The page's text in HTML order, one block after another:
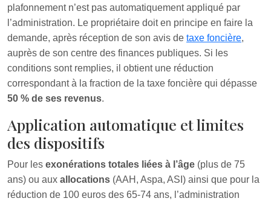
plafonnement n’est pas automatiquement appliqué par
l’administration. Le propriétaire doit en principe en faire la
demande, après réception de son avis de taxe foncière,
auprès de son centre des finances publiques. Si les
conditions sont remplies, il obtient une réduction
correspondant à la fraction de la taxe foncière qui dépasse
50 % de ses revenus.
Application automatique et limites
des dispositifs
Pour les exonérations totales liées à l’âge (plus de 75
ans) ou aux allocations (AAH, Aspa, ASI) ainsi que pour la
réduction de 100 euros des 65-74 ans, l’administration